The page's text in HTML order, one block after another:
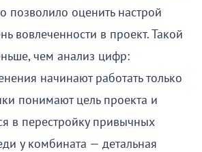
позволило оценить настрой
вовлеченности в проект. Такой
чем анализ цифр:
начинают работать только
понимают цель проекта и
в перестройку привычных
у комбината — детальная